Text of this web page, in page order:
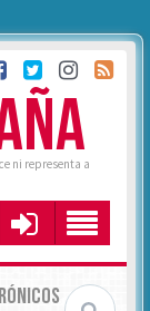
ni representa a